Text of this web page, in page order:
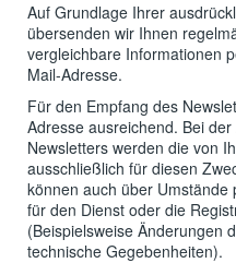
Auf Grundlage Ihrer
übersenden wir Ihnen
vergleichbare Informationen
Mail-Adresse.
Für den Empfang des
Adresse ausreichend. Bei
Newsletters werden die von
ausschließlich für diesen
können auch über
für den Dienst oder die
(Beispielsweise Änderungen
technische Gegebenheiten).